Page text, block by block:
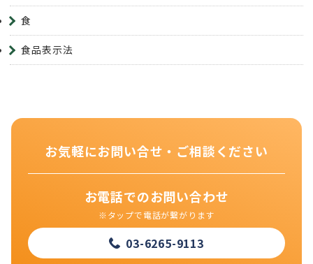
食
食品表示法
お気軽にお問い合せ・ご相談ください
お電話でのお問い合わせ
※タップで電話が繋がります
03-6265-9113